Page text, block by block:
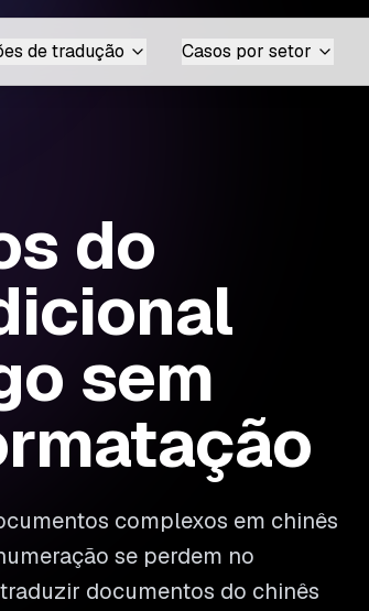
de tradução Casos por setor
do
sem
complexos em chinês
se perdem no
documentos do chinês